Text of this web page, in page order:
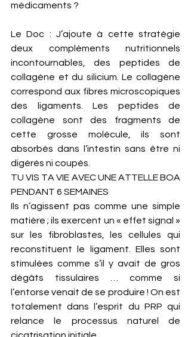
médicaments ?
Le Doc : J’ajoute à cette stratégie
deux compléments nutritionnels
incontournables, des peptides de
collagène et du silicium. Le collagène
correspond aux fibres microscopiques
des ligaments. Les peptides de
collagène sont des fragments de
cette grosse molécule, ils sont
absorbés dans l’intestin sans être ni
digérés ni coupés.
TU VIS TA VIE AVEC UNE ATTELLE BOA
PENDANT 6 SEMAINES
Ils n’agissent pas comme une simple
matière ; ils exercent un « effet signal »
sur les fibroblastes, les cellules qui
reconstituent le ligament. Elles sont
stimulées comme s’il y avait de gros
dégâts tissulaires … comme si
l’entorse venait de se produire ! On est
totalement dans l’esprit du PRP qui
relance le processus naturel de